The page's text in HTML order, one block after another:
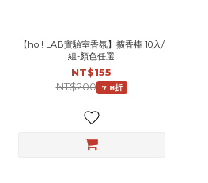
【hoi! LAB實驗室香氛】擴香棒 10入/
組-顏色任選
NT$155
NT$200
7.8折